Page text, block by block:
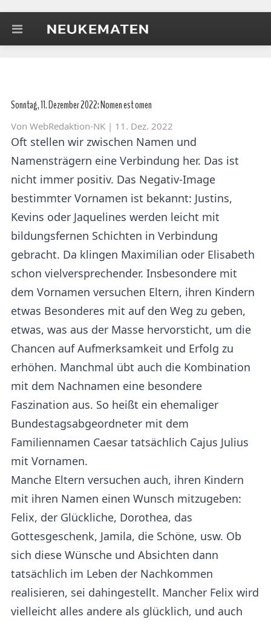
Sonntag, 11. Dezember 2022: Nomen est omen
Von WebRedaktion-NK | 11. Dez. 2022
Oft stellen wir zwischen Namen und
Namensträgern eine Verbindung her. Das ist
nicht immer positiv. Das Negativ-Image
bestimmter Vornamen ist bekannt: Justins,
Kevins oder Jaquelines werden leicht mit
bildungsfernen Schichten in Verbindung
gebracht. Da klingen Maximilian oder Elisabeth
schon vielversprechender. Insbesondere mit
dem Vornamen versuchen Eltern, ihren Kindern
etwas Besonderes mit auf den Weg zu geben,
etwas, was aus der Masse hervorsticht, um die
Chancen auf Aufmerksamkeit und Erfolg zu
erhöhen. Manchmal übt auch die Kombination
mit dem Nachnamen eine besondere
Faszination aus. So heißt ein ehemaliger
Bundestagsabgeordneter mit dem
Familiennamen Caesar tatsächlich Cajus Julius
mit Vornamen.
Manche Eltern versuchen auch, ihren Kindern
mit ihren Namen einen Wunsch mitzugeben:
Felix, der Glückliche, Dorothea, das
Gottesgeschenk, Jamila, die Schöne, usw. Ob
sich diese Wünsche und Absichten dann
tatsächlich im Leben der Nachkommen
realisieren, sei dahingestellt. Mancher Felix wird
vielleicht alles andere als glücklich, und auch